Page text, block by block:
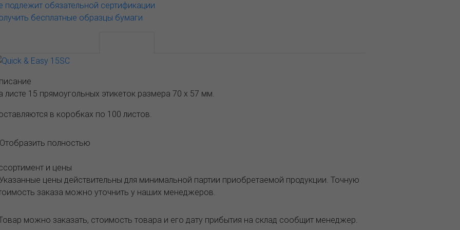
подлежит обязательной сертификации
бесплатные образцы бумаги
листе 15 прямоугольных этикеток размера 70 х 57 мм.
в коробках по 100 листов.
полностью
и цены
цены действительны для минимальной партии приобретаемой продукции. Точную
заказа можно уточнить у наших менеджеров.
можно заказать, стоимость товара и его дату прибытия на склад сообщит менеджер.